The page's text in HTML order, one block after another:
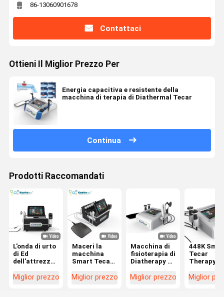
86-13060901678
Contattaci
Ottieni Il Miglior Prezzo Per
Energia capacitiva e resistente della
macchina di terapia di Diathermal Tecar
Continua
Prodotti Raccomandati
L'onda di urto
di Ed
dell'attrezzatura
diatermia di
Miglior prezzo
Maceri la
macchina
Smart Tecar
sollievo dal
Miglior prezzo
Macchina di
fisioterapia di
Diatherapy di
Tecar con
Miglior prezzo
448K
Tecar
Therapy
Diatermia
Miglior